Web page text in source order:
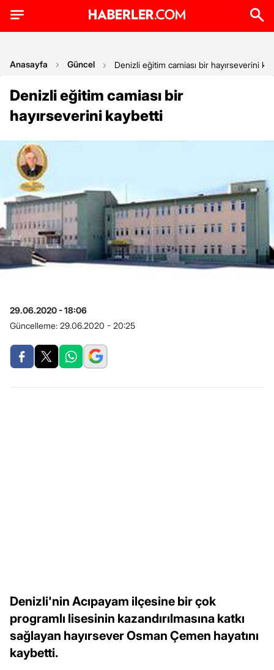
Anasayfa Güncel Denizli eğitim camiası bir hayırseverini
Denizli eğitim camiası bir
hayırseverini kaybetti
29.06.2020 - 18:06
Güncelleme: 29.06.2020 - 20:25
Denizli'nin Acıpayam ilçesine bir çok
programlı lisesinin kazandırılmasına katkı
sağlayan hayırsever Osman Çemen hayatını
kaybetti.